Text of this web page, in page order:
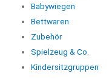
Babywiegen
Bettwaren
Zubehör
Spielzeug & Co.
Kindersitzgruppen